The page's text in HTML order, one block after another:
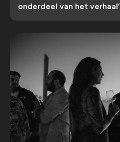
onderdeel van het verhaal’